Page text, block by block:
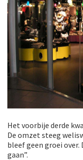
Het voorbije derde
De omzet steeg
bleef geen groei over.
gaan”.